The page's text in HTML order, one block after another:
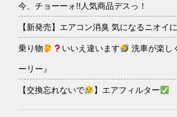
今、チョーーォ!!人気商品デスっ！
【新発売】エアコン消臭 気になるニオイに
乗り物 いいえ違います 洗車が楽し
ーリー』
【交換忘れないで 】エアフィルター